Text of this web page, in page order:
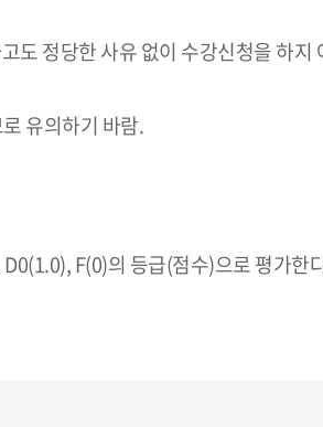
도 정당한 사유 없이 수강신청을 하
유의하기 바람.
F(0)의 등급(점수)으로 평가한